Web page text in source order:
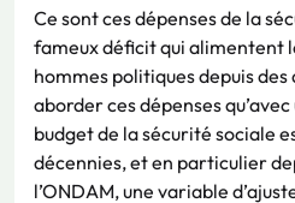
Ce sont ces dépenses de la
fameux déficit qui alimentent
hommes politiques depuis
aborder ces dépenses
budget de la sécurité sociale
décennies, et en particulier
l’ONDAM, une variable